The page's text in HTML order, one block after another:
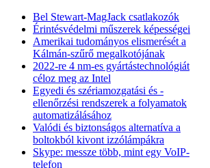
Bel Stewart-MagJack csatlakozók
Érintésvédelmi műszerek képességei
Amerikai tudományos elismerését a
Kálmán-szűrő megalkotójának
2022-re 4 nm-es gyártástechnológiát
céloz meg az Intel
Egyedi és szériamozgatási és -
ellenőrzési rendszerek a folyamatok
automatizálásához
Valódi és biztonságos alternatíva a
boltokból kivont izzólámpákra
Skype: messze több, mint egy VoIP-
telefon